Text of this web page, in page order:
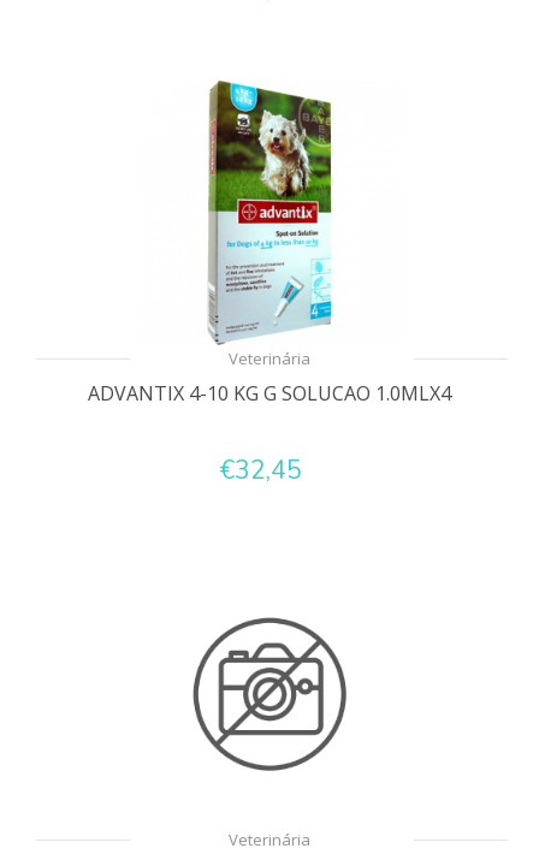
Veterinária
ADVANTIX 4-10 KG G SOLUCAO 1.0MLX4
€32,45
Veterinária